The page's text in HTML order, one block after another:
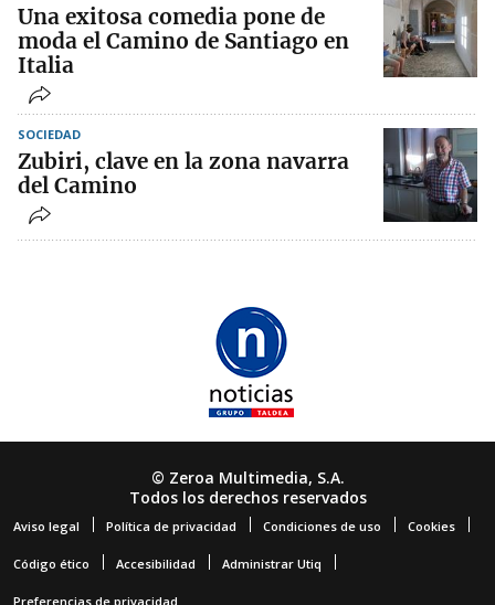
Una exitosa comedia pone de
moda el Camino de Santiago en
Italia
SOCIEDAD
Zubiri, clave en la zona navarra
del Camino
© Zeroa Multimedia, S.A.
Todos los derechos reservados
Aviso legal Política de privacidad Condiciones de uso Cookies
Código ético Accesibilidad Administrar Utiq
Preferencias de privacidad